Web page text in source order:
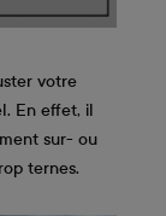
votre
En effet, il
sur- ou
ternes.